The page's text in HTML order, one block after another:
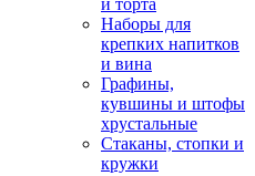
и торта
Наборы для
крепких напитков
и вина
Графины,
кувшины и штофы
хрустальные
Стаканы, стопки и
кружки